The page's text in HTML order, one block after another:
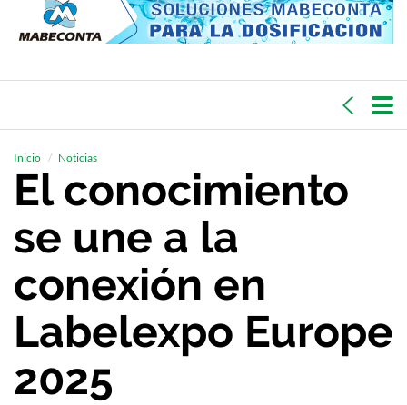
Inicio Noticias
El conocimiento
se une a la
conexión en
Labelexpo Europe
2025